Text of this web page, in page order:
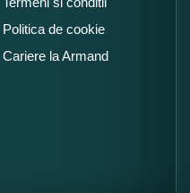
Politica de cookie
Cariere la Armand